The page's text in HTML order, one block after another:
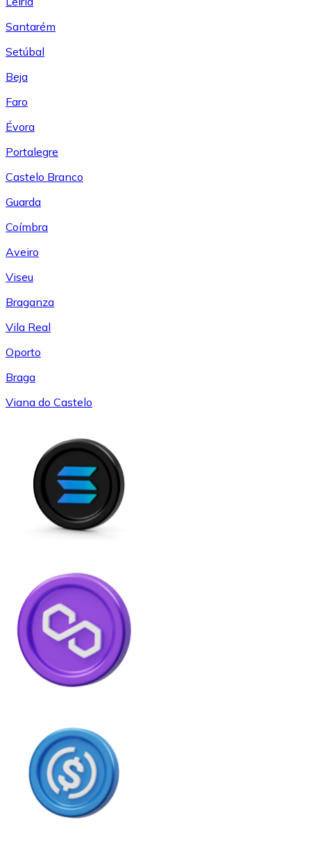
Santarém
Setúbal
Beja
Faro
Évora
Portalegre
Castelo Branco
Guarda
Coímbra
Aveiro
Viseu
Braganza
Vila Real
Oporto
Braga
Viana do Castelo